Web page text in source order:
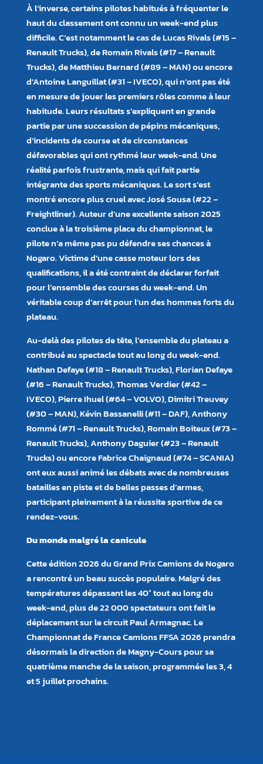
À l’inverse, certains pilotes habitués à fréquenter le
haut du classement ont connu un week-end plus
difficile. C’est notamment le cas de Lucas Rivals (#15 –
Renault Trucks), de Romain Rivals (#17 – Renault
Trucks), de Matthieu Bernard (#89 – MAN) ou encore
d’Antoine Languillat (#31 – IVECO), qui n’ont pas été
en mesure de jouer les premiers rôles comme à leur
habitude. Leurs résultats s’expliquent en grande
partie par une succession de pépins mécaniques,
d’incidents de course et de circonstances
défavorables qui ont rythmé leur week-end. Une
réalité parfois frustrante, mais qui fait partie
intégrante des sports mécaniques. Le sort s’est
montré encore plus cruel avec José Sousa (#22 –
Freightliner). Auteur d’une excellente saison 2025
conclue à la troisième place du championnat, le
pilote n’a même pas pu défendre ses chances à
Nogaro. Victime d’une casse moteur lors des
qualifications, il a été contraint de déclarer forfait
pour l’ensemble des courses du week-end. Un
véritable coup d’arrêt pour l’un des hommes forts du
plateau.
Au-delà des pilotes de tête, l’ensemble du plateau a
contribué au spectacle tout au long du week-end.
Nathan Defaye (#18 – Renault Trucks), Florian Defaye
(#16 – Renault Trucks), Thomas Verdier (#42 –
IVECO), Pierre Ihuel (#64 – VOLVO), Dimitri Treuvey
(#30 – MAN), Kévin Bassanelli (#11 – DAF), Anthony
Rommé (#71 – Renault Trucks), Romain Boiteux (#73 –
Renault Trucks), Anthony Daguier (#23 – Renault
Trucks) ou encore Fabrice Chaignaud (#74 – SCANIA)
ont eux aussi animé les débats avec de nombreuses
batailles en piste et de belles passes d’armes,
participant pleinement à la réussite sportive de ce
rendez-vous.
Du monde malgré la canicule
Cette édition 2026 du Grand Prix Camions de Nogaro
a rencontré un beau succès populaire. Malgré des
températures dépassant les 40° tout au long du
week-end, plus de 22 000 spectateurs ont fait le
déplacement sur le circuit Paul Armagnac. Le
Championnat de France Camions FFSA 2026 prendra
désormais la direction de Magny-Cours pour sa
quatrième manche de la saison, programmée les 3, 4
et 5 juillet prochains.